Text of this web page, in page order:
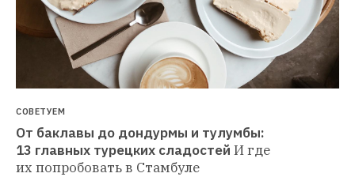
СОВЕТУЕМ
От баклавы до дондурмы и тулумбы:
13 главных турецких сладостей И где
их попробовать в Стамбуле